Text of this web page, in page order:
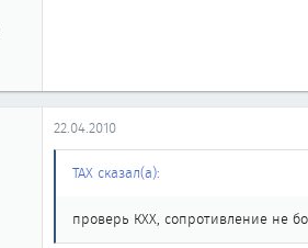
5 312
22.04.2010
ТАХ сказал(а):
проверь КХХ, сопротивление не